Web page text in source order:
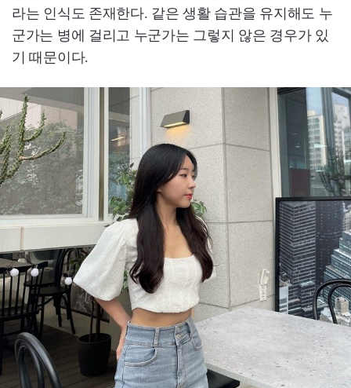
라는 인식도 존재한다. 같은 생활 습관을 유지해도 누
군가는 병에 걸리고 누군가는 그렇지 않은 경우가 있
기 때문이다.